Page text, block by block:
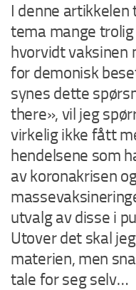
I denne
tema mange
hvorvidt vaksinen
for demonisk
synes dette
there», vil jeg
virkelig ikke fått
hendelsene som
av koronakrisen
utvalg av disse i
Utover det skal
materien, men
tale for seg selv…